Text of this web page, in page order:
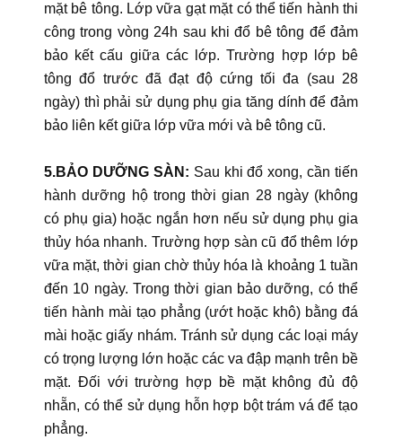
mặt bê tông. Lớp vữa gạt mặt có thể tiến hành thi
công trong vòng 24h sau khi đổ bê tông để đảm
bảo kết cấu giữa các lớp. Trường hợp lớp bê
tông đổ trước đã đạt độ cứng tối đa (sau 28
ngày) thì phải sử dụng phụ gia tăng dính để đảm
bảo liên kết giữa lớp vữa mới và bê tông cũ.
5.BẢO DƯỠNG SÀN: Sau khi đổ xong, cần tiến
hành dưỡng hộ trong thời gian 28 ngày (không
có phụ gia) hoặc ngắn hơn nếu sử dụng phụ gia
thủy hóa nhanh. Trường hợp sàn cũ đổ thêm lớp
vữa mặt, thời gian chờ thủy hóa là khoảng 1 tuần
đến 10 ngày. Trong thời gian bảo dưỡng, có thể
tiến hành mài tạo phẳng (ướt hoặc khô) bằng đá
mài hoặc giấy nhám. Tránh sử dụng các loại máy
có trọng lượng lớn hoặc các va đập mạnh trên bề
mặt. Đối với trường hợp bề mặt không đủ độ
nhẵn, có thể sử dụng hỗn hợp bột trám vá để tạo
phẳng.